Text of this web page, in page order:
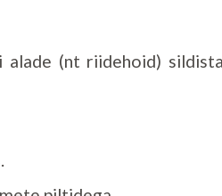
(nt riidehoid)